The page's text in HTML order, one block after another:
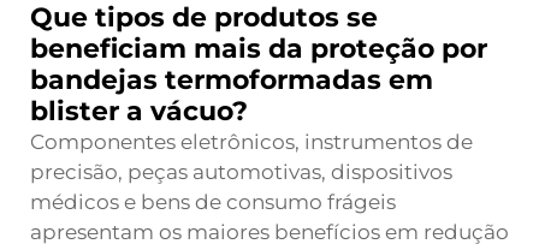
Que tipos de produtos se
beneficiam mais da proteção por
bandejas termoformadas em
blister a vácuo?
Componentes eletrônicos, instrumentos de
precisão, peças automotivas, dispositivos
médicos e bens de consumo frágeis
apresentam os maiores benefícios em redução